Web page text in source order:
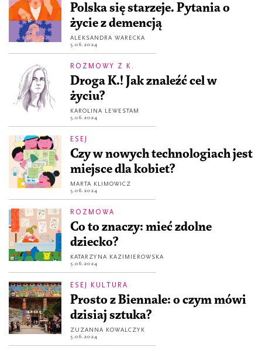
Polska się starzeje. Pytania o
życie z demencją
ALEKSANDRA WARECKA
5.06.2024
ROZMOWY Z K.
Droga K.! Jak znaleźć cel w
życiu?
KAROLINA LEWESTAM
5.06.2024
ESEJ
Czy w nowych technologiach jest
miejsce dla kobiet?
MARTA KLIMOWICZ
5.06.2024
ROZMOWA
Co to znaczy: mieć zdolne
dziecko?
KATARZYNA KAZIMIEROWSKA
5.06.2024
ESEJ KULTURA
Prosto z Biennale: o czym mówi
dzisiaj sztuka?
ZUZANNA KOWALCZYK
5.06.2024